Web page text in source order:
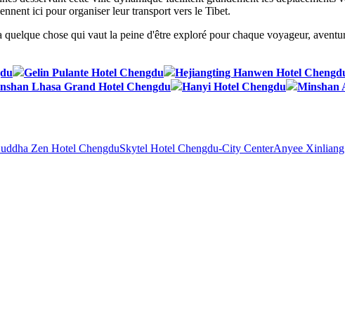
ici pour organiser leur transport vers le Tibet.
chose qui vaut la peine d'être exploré pour chaque voyageur,
Gelin Pulante Hotel Chengdu Hejiangting Hanwen Hotel
Lhasa Grand Hotel Chengdu
Hanyi Hotel Chengdu Minshan
Zen Hotel ChengduSkytel Hotel Chengdu-City CenterAnyee